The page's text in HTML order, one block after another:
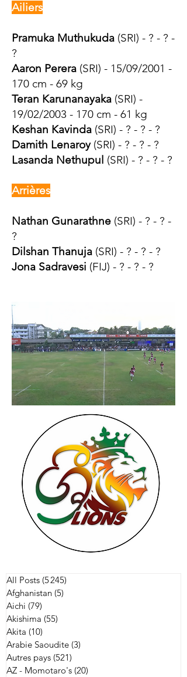
Ailiers
Pramuka Muthukuda (SRI) - ? - ? -
?
Aaron Perera (SRI) - 15/09/2001 -
170 cm - 69 kg
Teran Karunanayaka (SRI) -
19/02/2003 - 170 cm - 61 kg
Keshan Kavinda (SRI) - ? - ? - ?
Damith Lenaroy(SRI) - ? - ? - ?
Lasanda Nethupul (SRI) - ? - ? - ?
Arrières
Nathan Gunarathne (SRI) - ? - ? -
?
Dilshan Thanuja (SRI) - ? - ? - ?
Jona Sadravesi (FIJ) - ? - ? - ?
All Posts (5 245)
Afghanistan (5)
Aichi (79)
Akishima (55)
Akita (10)
Arabie Saoudite (3)
Autres pays (521)
AZ - Momotaro's (20)